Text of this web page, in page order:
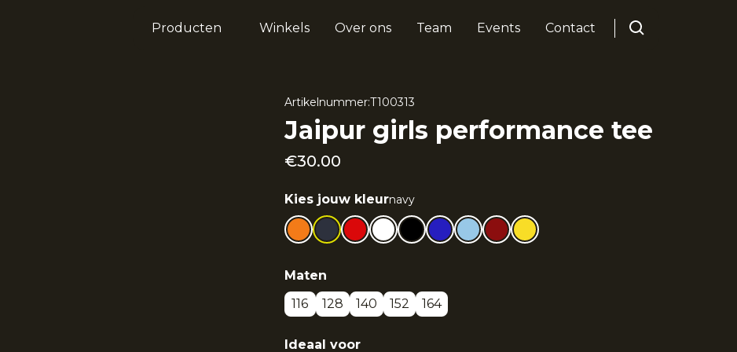
Producten Winkels Over ons Team Events Contact
Artikelnummer:T100313
Jaipur girls performance tee
€30.00
Kies jouw kleurnavy
Maten
116
128 140 152 164
Ideaal voor